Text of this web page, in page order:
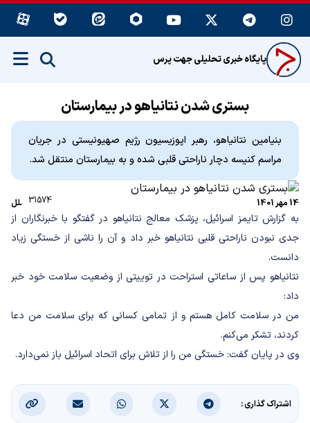
پایگاه خبری تحلیلی جهت پرس
بستری شدن نتانیاهو در بیمارستان
بنیامین نتانیاهو، رهبر اپوزیسیون رژیم صهیونیستی در جریان
مراسم کنیسه دچار ناراحتی قلبی شده و به بیمارستان منتقل شد.
31574 14 مهر 1401 بین الملل
به گزارش تایمز اسرائیل، پزشک معالج نتانیاهو در گفتگو با خبرنگاران از
جدی نبودن ناراحتی قلبی نتانیاهو خبر داد و آن را ناشی از خستگی زیاد
دانست.
نتانیاهو پس از ساعاتی استراحت در توییتی از وضعیت سلامت خود خبر
داد:
من در سلامت کامل هستم و از تمامی کسانی که برای سلامت من دعا
کردند، تشکر می‌کنم.
وی در پایان گفت: خستگی من را از تلاش برای اتحاد اسرائیل باز نمی‌دارد.
اشتراک گذاری :